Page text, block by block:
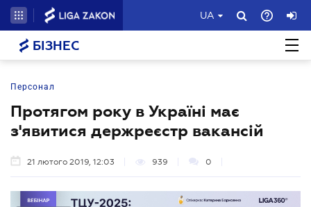
UA
БІЗНЕС
Персонал
Протягом року в Україні має
з'явитися держреєстр вакансій
21 лютого 2019, 12:03 939 0